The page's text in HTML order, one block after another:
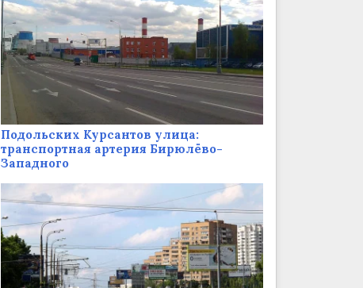
Подольских Курсантов улица:
транспортная артерия Бирюлёво-
Западного